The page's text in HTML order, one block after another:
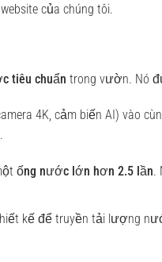
của chúng tôi.
tiêu chuẩn trong vườn. Nó
4K, cảm biến AI) vào
ống nước lớn hơn 2.5 lần.
kế để truyền tải lượng